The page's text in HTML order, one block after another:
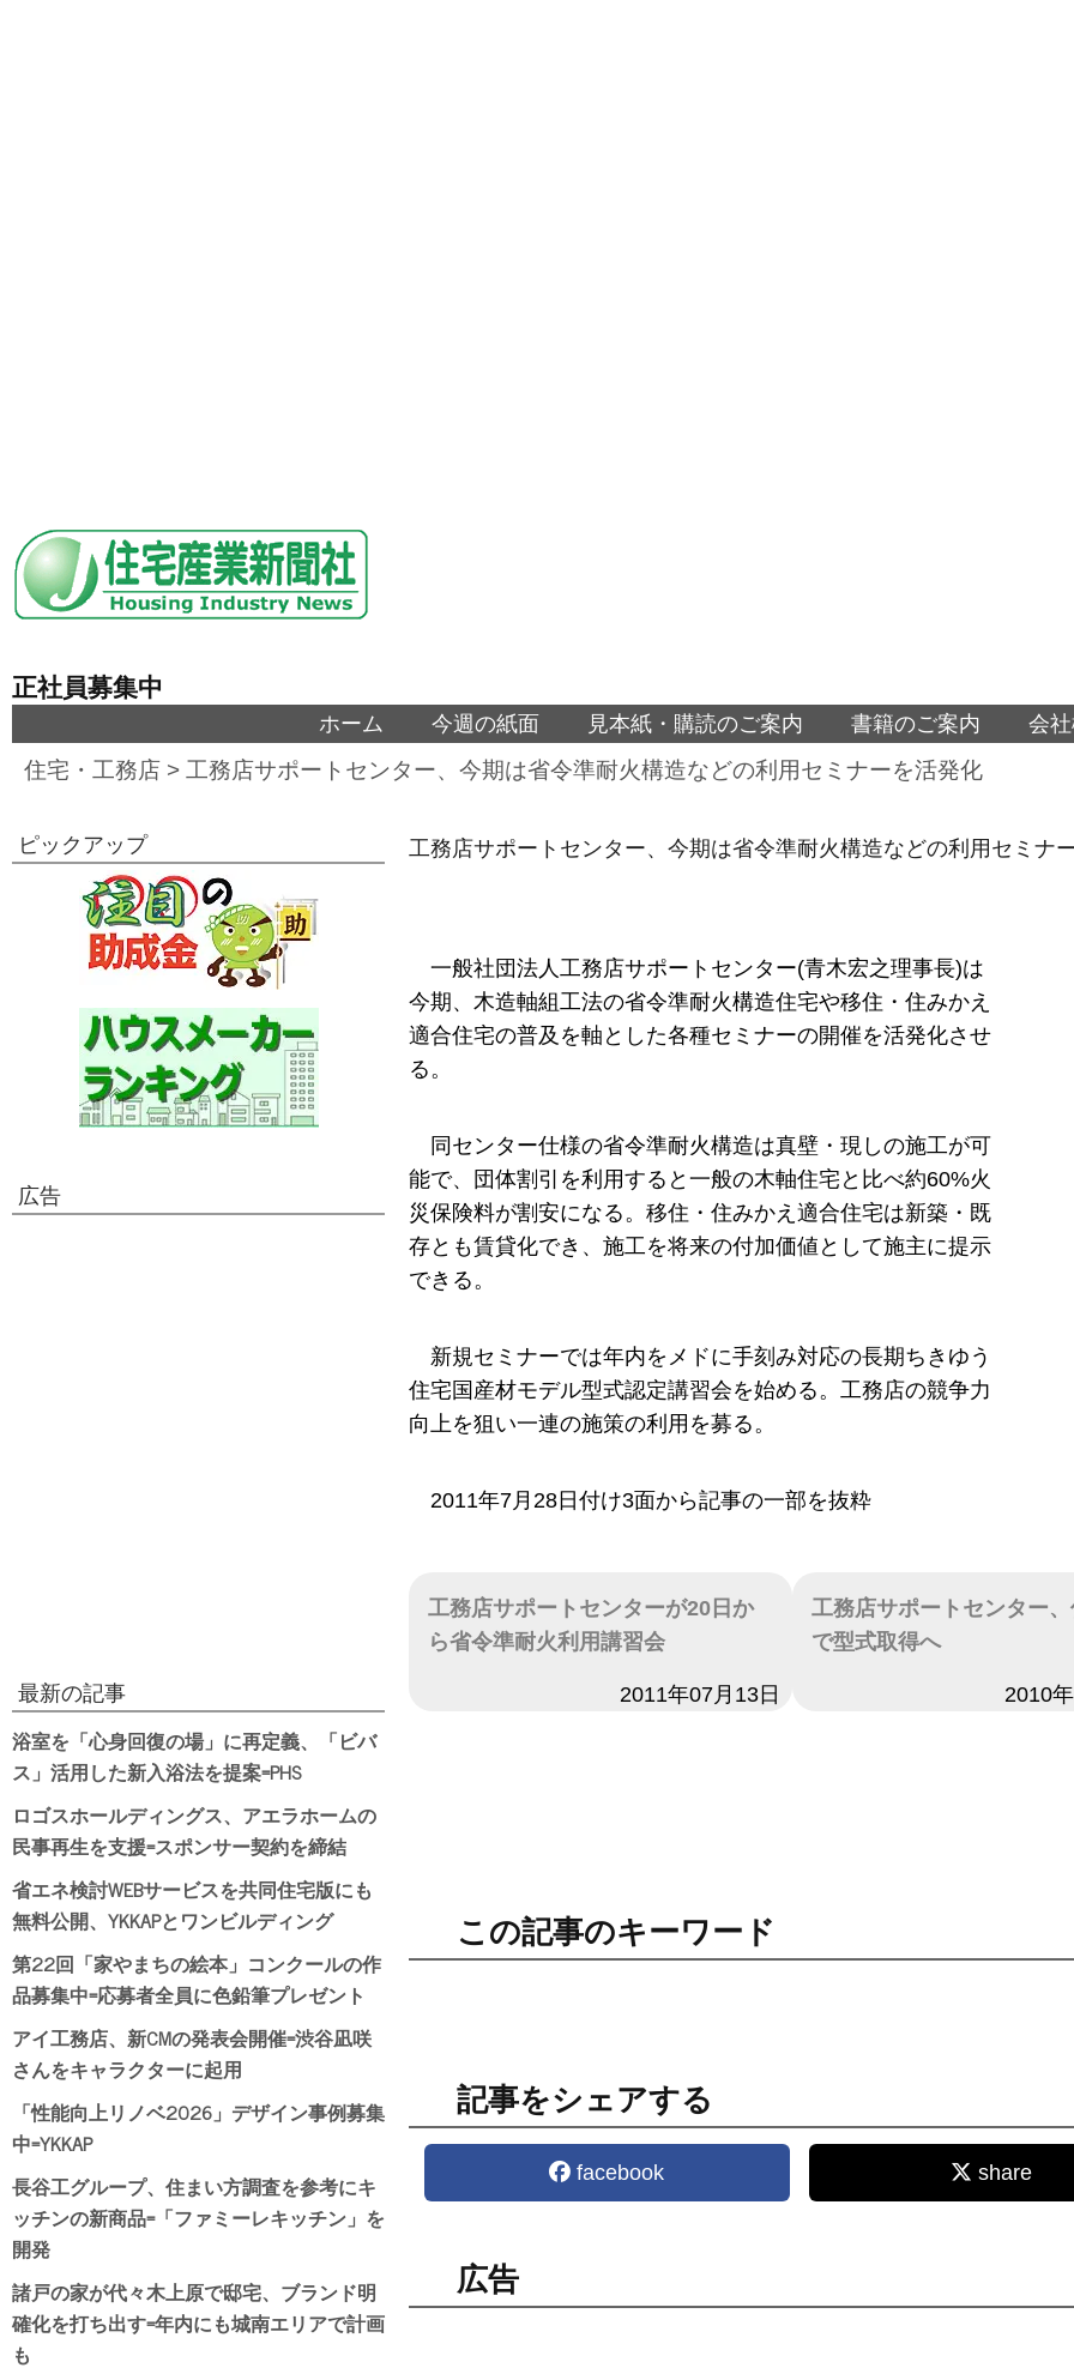
正社員募集中
ホーム 今週の紙面 見本紙・購読のご案内 書籍のご案内 会
住宅・工務店 > 工務店サポートセンター、今期は省令準耐火構造などの利用セミナーを活発化
工務店サポートセンター、今期は省令準耐火構造などの利用セミナ
一般社団法人工務店サポートセンター(青木宏之理事長)は
今期、木造軸組工法の省令準耐火構造住宅や移住・住みかえ
適合住宅の普及を軸とした各種セミナーの開催を活発化させ
る。
同センター仕様の省令準耐火構造は真壁・現しの施工が可
能で、団体割引を利用すると一般の木軸住宅と比べ約60%火
災保険料が割安になる。移住・住みかえ適合住宅は新築・既
存とも賃貸化でき、施工を将来の付加価値として施主に提示
できる。
新規セミナーでは年内をメドに手刻み対応の長期ちきゆう
住宅国産材モデル型式認定講習会を始める。工務店の競争力
向上を狙い一連の施策の利用を募る。
2011年7月28日付け3面から記事の一部を抜粋
工務店サポートセンターが20日か
ら省令準耐火利用講習会
2011年07月13日
工務店サポートセンター
で型式取得へ
2010
この記事のキーワード
記事をシェアする
facebook share
広告
ピックアップ
広告
最新の記事
浴室を「心身回復の場」に再定義、「ビバ
ス」活用した新入浴法を提案=PHS
ロゴスホールディングス、アエラホームの
民事再生を支援=スポンサー契約を締結
省エネ検討WEBサービスを共同住宅版にも
無料公開、YKKAPとワンビルディング
第22回「家やまちの絵本」コンクールの作
品募集中=応募者全員に色鉛筆プレゼント
アイ工務店、新CMの発表会開催=渋谷凪咲
さんをキャラクターに起用
「性能向上リノベ2026」デザイン事例募集
中=YKKAP
長谷工グループ、住まい方調査を参考にキ
ッチンの新商品=「ファミーレキッチン」を
開発
諸戸の家が代々木上原で邸宅、ブランド明
確化を打ち出す=年内にも城南エリアで計画
も